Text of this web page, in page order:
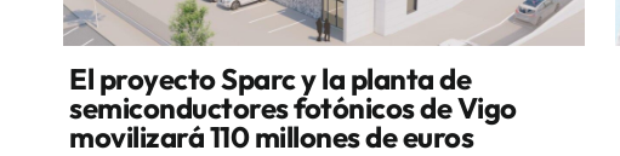
El proyecto Sparc y la planta de
semiconductores fotónicos de Vigo
movilizará 110 millones de euros